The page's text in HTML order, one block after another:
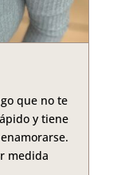
que no te
y tiene
medida